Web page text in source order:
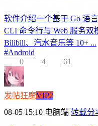
软件介绍一个基于 Go 语
CLI 命令行与 Web 服务双
Bilibili、汽水音乐等 10+ ...
#Android
0
4 61
发帖狂魔VIP2
08-05 15:10 电脑端 转载分